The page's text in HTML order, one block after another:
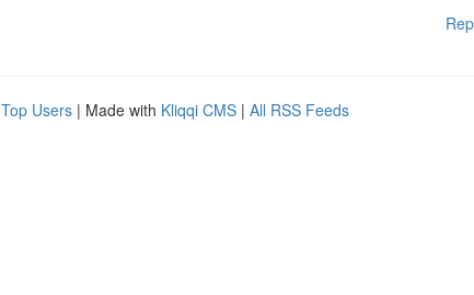
Top Users | Made with Kliqqi CMS | All RSS Feeds